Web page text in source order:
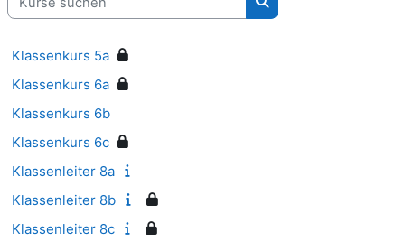
Kurse suchen
Klassenkurs 5a
Klassenkurs 6a
Klassenkurs 6b
Klassenkurs 6c
Klassenleiter 8a
Klassenleiter 8b
Klassenleiter 8c